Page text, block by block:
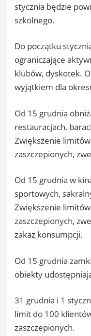
stycznia będzie
szkolnego.
Do początku
ograniczające
klubów, dyskotek.
wyjątkiem dla
Od 15 grudnia
restauracjach,
Zwiększenie
zaszczepionych,
Od 15 grudnia w
sportowych,
Zwiększenie
zaszczepionych,
zakaz konsumpcji.
Od 15 grudnia
obiekty
31 grudnia i 1
limit do 100
zaszczepionych.